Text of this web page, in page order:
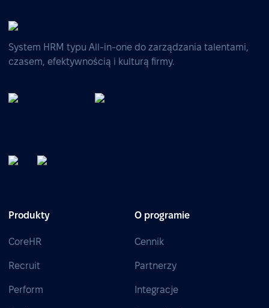
System HRM typu All-in-one do zarządzania talentami,
czasem, efektywnością i kulturą firmy.
Produkty
CoreHR
Recruit
Perform
O programie
Cennik
Partnerzy
Integracje